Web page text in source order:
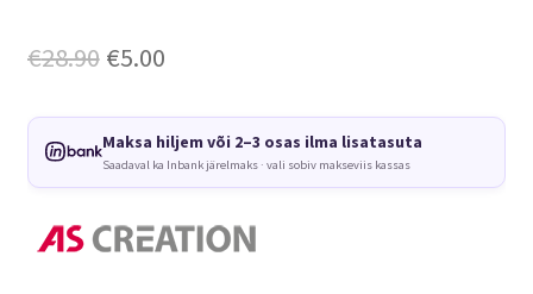
€28.90 Algne
oli:
€28.90.
€5.00Current
is:
€5.00.
Maksa hiljem või 2–3 osas ilma lisatasuta
Saadaval ka Inbank järelmaks · vali sobiv makseviis kassas